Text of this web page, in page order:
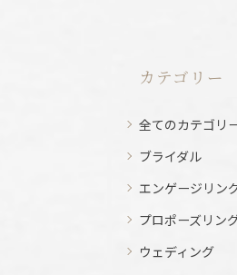
カテゴリー
全てのカテゴリ
ブライダル
エンゲージリン
プロポーズリン
ウェディング